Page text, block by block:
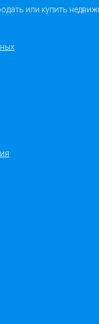
или купить